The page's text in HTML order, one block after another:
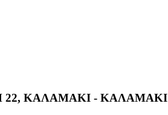
ΚΑΛΑΜΑΚΙ - ΚΑΛΑΜΑΚΙ